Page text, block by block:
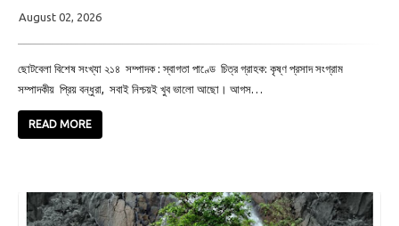
August 02, 2026
ছোটবেলা বিশেষ সংখ্যা ২১৪ সম্পাদক : স্বাগতা পাণ্ডে চিত্র গ্রাহক: কৃষ্ণ প্রসাদ সংগ্রাম
সম্পাদকীয় প্রিয় বন্ধুরা, সবাই নিশ্চয়ই খুব ভালো আছো। আগস…
READ MORE